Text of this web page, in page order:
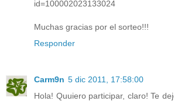
id=100002023133024
Muchas gracias por el sorteo!!!
Responder
Carm9n 5 dic 2011, 17:58:00
Hola! Quuiero participar, claro! Te